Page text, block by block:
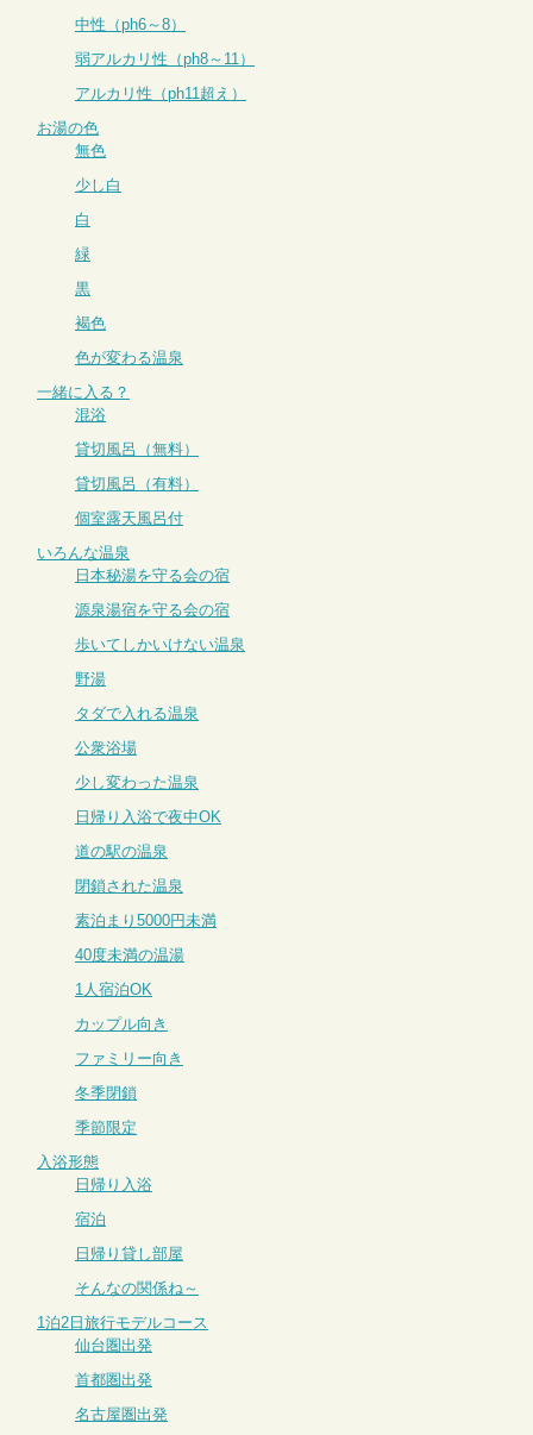
中性（ph6～8）
弱アルカリ性（ph8～11）
アルカリ性（ph11超え）
お湯の色
無色
少し白
白
緑
黒
褐色
色が変わる温泉
一緒に入る？
混浴
貸切風呂（無料）
貸切風呂（有料）
個室露天風呂付
いろんな温泉
日本秘湯を守る会の宿
源泉湯宿を守る会の宿
歩いてしかいけない温泉
野湯
タダで入れる温泉
公衆浴場
少し変わった温泉
日帰り入浴で夜中OK
道の駅の温泉
閉鎖された温泉
素泊まり5000円未満
40度未満の温湯
1人宿泊OK
カップル向き
ファミリー向き
冬季閉鎖
季節限定
入浴形態
日帰り入浴
宿泊
日帰り貸し部屋
そんなの関係ね～
1泊2日旅行モデルコース
仙台圏出発
首都圏出発
名古屋圏出発